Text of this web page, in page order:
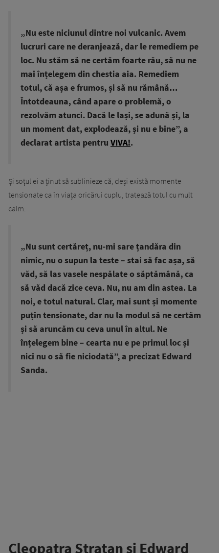
„Nu este niciunul dintre noi vulcanic. Avem
lucruri care ne deranjează, dar le remediem pe
loc. Nu stăm să ne certăm foarte rău, să nu ne
mai înțelegem din chestia aia. Remediem
totul, că așa e frumos, și să nu rămână…
Întotdeauna, când apare o problemă, o
rezolvăm atunci. Dacă le lași, se adună și, la
un moment dat, explodează, și nu e bine”, a
declarat artista pentru VIVA!.
Și soțul ei a ținut să sublinieze că, deși există momente
tensionate ca în viața oricărui cuplu, tratează totul cu mult
calm.
„Nu sunt certăreț, nu-mi sare țandăra din
nimic, nu o supun la teste – stai să fac așa, să
văd, să las vasele nespălate o săptămână, ca
să văd dacă zice ceva. Nu, nu am din astea. La
noi, e totul natural. Clar, mai sunt și momente
puțin tensionate, dar nu la modul să ne certăm
și să aruncăm cu ceva unul în altul. Ne
înțelegem bine – cearta nu e pe primul loc și
nici nu o să fie niciodată”, a precizat Edward
Sanda.
Cleopatra Stratan și Edward